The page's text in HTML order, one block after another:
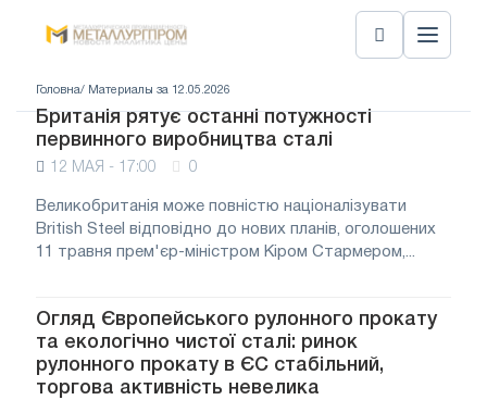
Головна/ Материалы за 12.05.2026
Британія рятує останні потужності
первинного виробництва сталі
12 МАЯ - 17:00 0
Великобританія може повністю націоналізувати
British Steel відповідно до нових планів, оголошених
11 травня прем'єр-міністром Кіром Стармером,...
Огляд Європейського рулонного прокату
та екологічно чистої сталі: ринок
рулонного прокату в ЄС стабільний,
торгова активність невелика